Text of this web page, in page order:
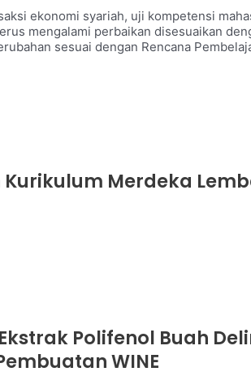
ekonomi syariah, uji kompetensi
mengalami perbaikan disesuaikan
sesuai dengan Rencana
Merdeka
Polifenol Buah
WINE